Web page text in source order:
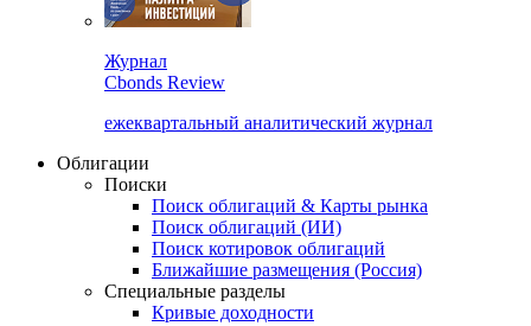
Журнал
Cbonds Review
ежеквартальный аналитический журнал
Облигации
Поиски
Поиск облигаций & Карты рынка
Поиск облигаций (ИИ)
Поиск котировок облигаций
Ближайшие размещения (Россия)
Специальные разделы
Кривые доходности